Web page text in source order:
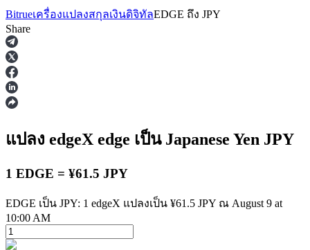
ฟิวเจอร์ส
Bitrueเครื่องแปลงสกุลเงินดิจิทัลEDGE ถึง JPY
Share
แปลง edgeX edge เป็น Japanese Yen JPY
1 EDGE = ¥61.5 JPY
EDGE เป็น JPY: 1 edgeX แปลงเป็น ¥61.5 JPY ณ August 9 at
10:00 AM